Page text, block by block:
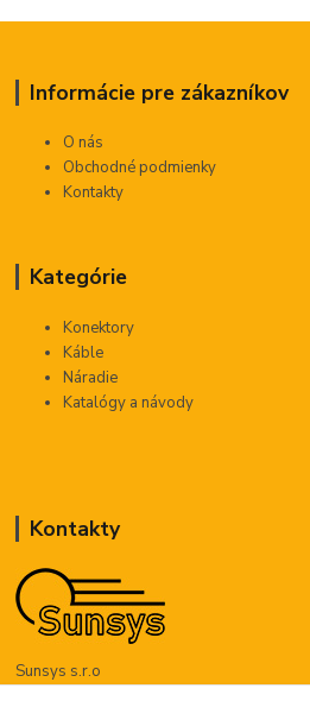
Informácie pre zákazníkov
O nás
Obchodné podmienky
Kontakty
Kategórie
Konektory
Káble
Náradie
Katalógy a návody
Kontakty
Sunsys s.r.o